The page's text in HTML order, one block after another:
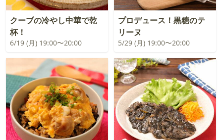
クーブの冷やし中華で乾
杯！
6/19 (月) 19:00〜20:00
プロデュース！黒糖のテ
リーヌ
5/29 (月) 19:00〜20:00